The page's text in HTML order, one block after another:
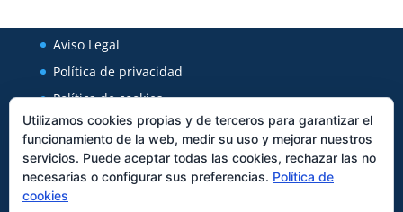
Aviso Legal
Política de privacidad
Política de cookies
Regal Cerámica
Utilizamos cookies propias y de terceros para garantizar el
funcionamiento de la web, medir su uso y mejorar nuestros
servicios. Puede aceptar todas las cookies, rechazar las no
necesarias o configurar sus preferencias. Política de
cookies